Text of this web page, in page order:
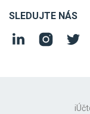
SLEDUJTE NÁS